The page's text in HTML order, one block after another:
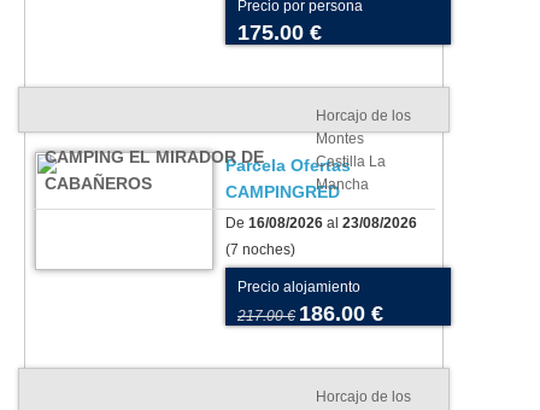
Precio por persona
175.00 €
CAMPING EL MIRADOR DE
CABAÑEROS
Horcajo de los
Montes
Castilla La
Mancha
Parcela Ofertas
CAMPINGRED
De 16/08/2026 al 23/08/2026
(7 noches)
Precio alojamiento
217.00 € 186.00 €
Horcajo de los